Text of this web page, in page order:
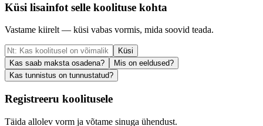
Küsi lisainfot selle koolituse kohta
Vastame kiirelt — küsi vabas vormis, mida soovid teada.
Küsi
Kas saab maksta osadena?
Mis on eeldused?
Kas tunnistus on tunnustatud?
Registreeru koolitusele
Täida allolev vorm ja võtame sinuga ühendust.